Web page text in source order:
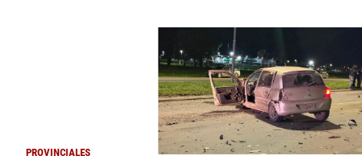
PROVINCIALES